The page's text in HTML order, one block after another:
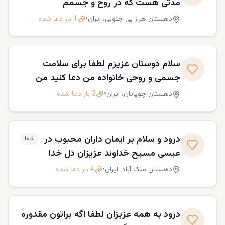
اجاره ها خیلی بالاست و منصف
نیستن..از نظر مالی خیلی در فشارند
( دعا کنید اراده خداوند در فروش
یافته شوند ...) لطفا
مدتی هست که در روح و جسمم
بیمارم، لطفاً برایم در دعا باشید.
دهستان هراز پی جنوبی، ایران•
1بار دعا شده
سلام دوستان عزیزم لطفا برای سلامت
جسمی و روحی خانواده من دعا کنید من
مریم هستم و در ایران زندگی میکنم .
خوب داشتن و خرید ماشین برای من هم
دعا کنید . ازتون ممنونم
دهستان چوپانان، ایران•
3بار دعا شده
درود و سلام بر ایمان داران محبوب در
عيسی مسیح خداوند عزیزان دل خدا
برای شفای بیماری کلیه هام و فشار
دعا داشتم با سپاس فراوان 😘🙏☘️
شفا
دهستان ملک آباد، ایران•
4بار دعا شده
درود به همه عزیزان لطفا اگه براتون مقدوره